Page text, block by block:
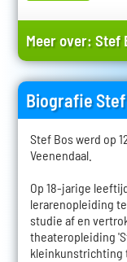
Meer over:Stef
Biografie
Stef Bos werd op
Veenendaal.
Op 18-jarige
lerarenopleiding
studie af en
theateropleiding
kleinkunstrichting